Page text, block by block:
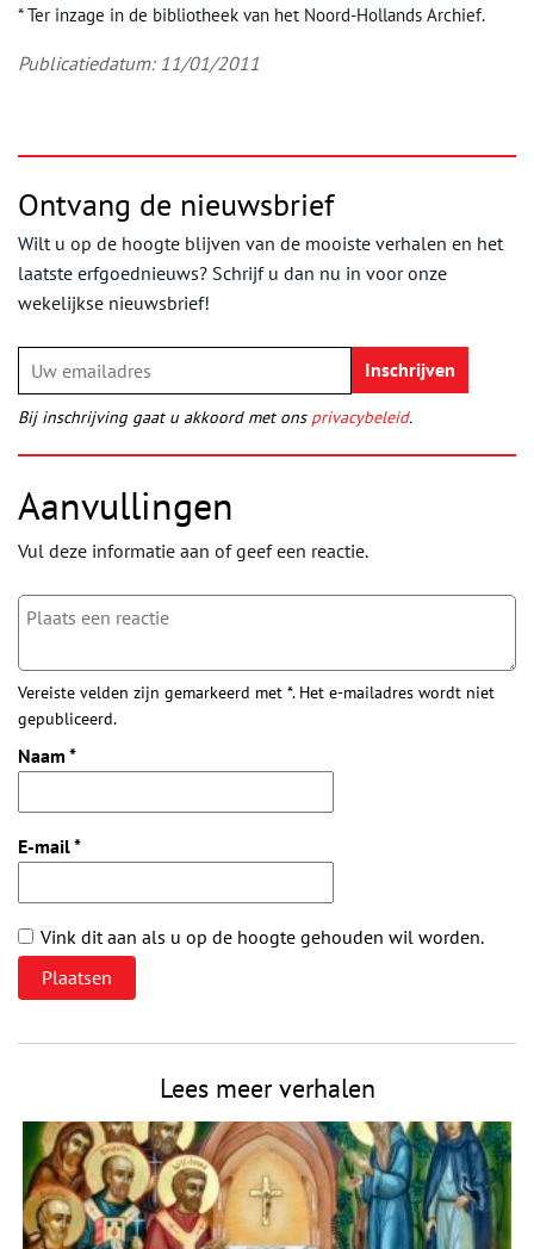
* Ter inzage in de bibliotheek van het Noord-Hollands Archief.
Publicatiedatum: 11/01/2011
Ontvang de nieuwsbrief
Wilt u op de hoogte blijven van de mooiste verhalen en het
laatste erfgoednieuws? Schrijf u dan nu in voor onze
wekelijkse nieuwsbrief!
Bij inschrijving gaat u akkoord met ons privacybeleid.
Aanvullingen
Vul deze informatie aan of geef een reactie.
Vereiste velden zijn gemarkeerd met *. Het e-mailadres wordt niet
gepubliceerd.
Naam *
E-mail*
Vink dit aan als u op de hoogte gehouden wil worden.
Lees meer verhalen